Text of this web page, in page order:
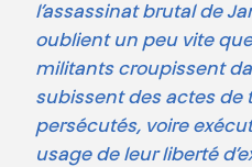
l’assassinat brutal de
oublient un peu vite
militants croupissent
subissent des actes de
persécutés, voire
usage de leur liberté